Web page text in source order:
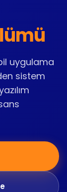
uygulama
sistem